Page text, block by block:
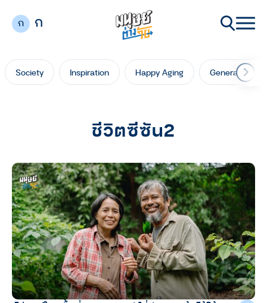
ก ก
Society Inspiration Happy Aging Generation
ชีวิตซีซัน2